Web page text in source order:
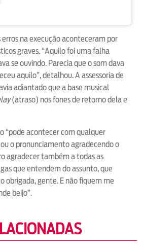
na execução aconteceram por
graves. “Aquilo foi uma falha
se ouvindo. Parecia que o som dava
aquilo”, detalhou. A assessoria de
adiantado que a base musical
(atraso) nos fones de retorno dela e
“pode acontecer com qualquer
o pronunciamento agradecendo o
agradecer também a todas as
que entendem do assunto, que
obrigada, gente. E não fiquem me
beijo”.